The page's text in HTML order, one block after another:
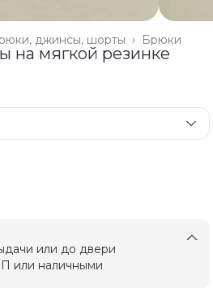
Брюки
джинсы, шорты ›
на мягкой резинке
или до двери
или наличными